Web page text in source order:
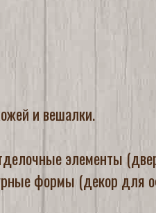
и вешалки.
элементы
формы (декор для